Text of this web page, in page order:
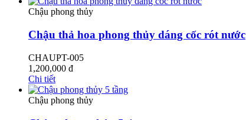
Chậu phong thủy
Chậu thả hoa phong thủy dáng cốc rót nước
CHAUPT-005
1,200,000 đ
Chi tiết
Chậu phong thủy